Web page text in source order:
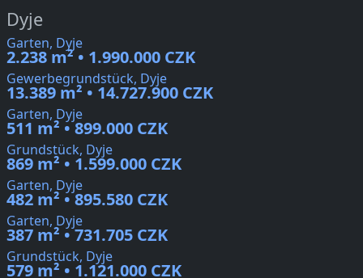
Dyje
Garten, Dyje
2.238 m² • 1.990.000 CZK
Gewerbegrundstück, Dyje
13.389 m² • 14.727.900 CZK
Garten, Dyje
511 m² • 899.000 CZK
Grundstück, Dyje
869 m² • 1.599.000 CZK
Garten, Dyje
482 m² • 895.580 CZK
Garten, Dyje
387 m² • 731.705 CZK
Grundstück, Dyje
579 m² • 1.121.000 CZK